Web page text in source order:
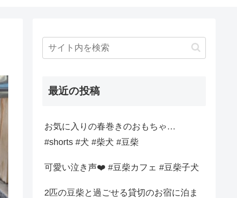
最近の投稿
お気に入りの春巻きのおもちゃ…
#shorts #犬 #柴犬 #豆柴
可愛い泣き声❤️ #豆柴カフェ #豆柴子犬
2匹の豆柴と過ごせる貸切のお宿に泊ま